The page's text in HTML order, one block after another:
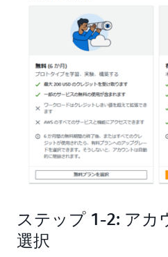
ステップ 1-2: アカ
選択